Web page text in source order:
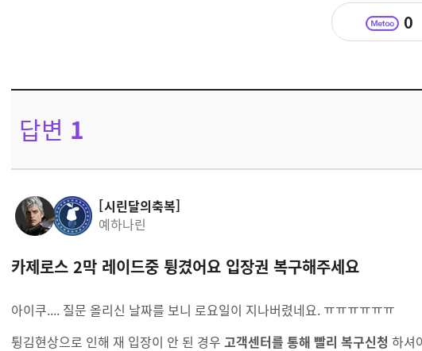
0
답변 1
시린달의축복
예하나린
카제로스 2막 레이드중 튕겼어요 입장권 복구해주세요
아이쿠.... 질문 올리신 날짜를 보니 로요일이 지나버렸네요. ㅠㅠㅠㅠㅠㅠ
튕김현상으로 인해 재 입장이 안 된 경우 고객센터를 통해 빨리 복구신청 하셔